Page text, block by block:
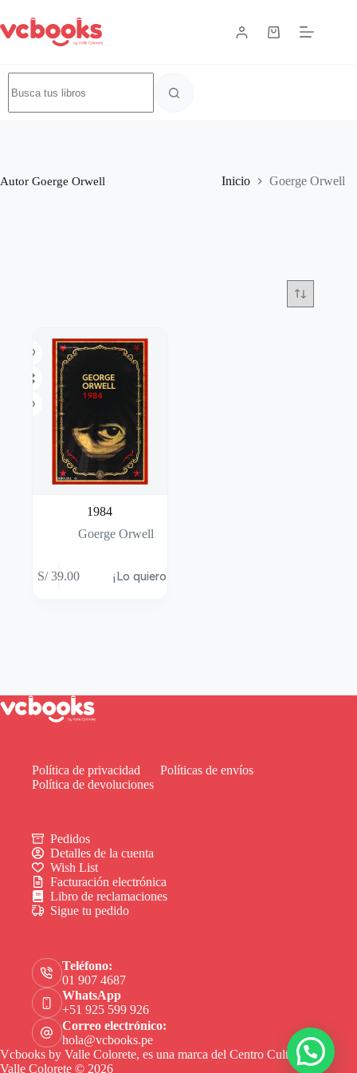
Autor Goerge Orwell Inicio Goerge Orwell
1984
Goerge Orwell
S/39.00 ¡Lo quiero!
Política de privacidad
Políticas de envíos
Política de devoluciones
Pedidos
Detalles de la cuenta
Wish List
Facturación electrónica
Libro de reclamaciones
Sigue tu pedido
Teléfono:
01 907 4687
WhatsApp
+51 925 599 926
Correo electrónico:
hola@vcbooks.pe
Vcbooks by Valle Colorete, es una marca del Centro Cultural
Valle Colorete © 2026